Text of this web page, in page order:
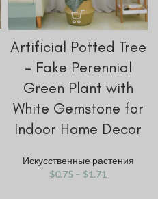
Artificial Potted Tree
– Fake Perennial
Green Plant with
White Gemstone for
Indoor Home Decor
Искусственные растения
$0.75 – $1.71